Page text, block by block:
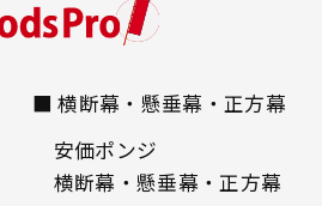
メイドしてみません
か。
■ 横断幕・懸垂幕・正方幕
安価ポンジ
横断幕・懸垂幕・正方幕